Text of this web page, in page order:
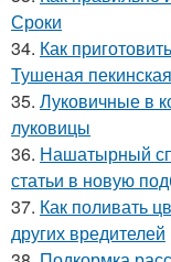
Сроки
34. Как
Тушеная
35. Луковичные в
луковицы
36. Нашатырный
статьи в новую
37. Как поливать
других вредителей